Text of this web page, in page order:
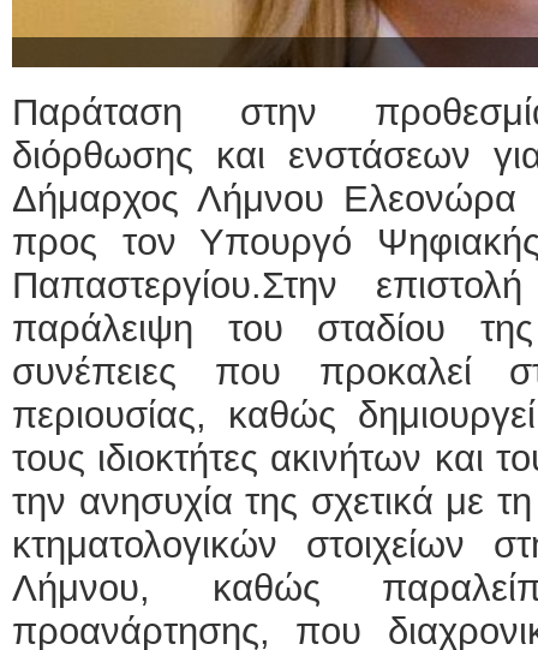
Παράταση στην
διόρθωσης και ενστάσεων
Δήμαρχος Λήμνου Ελεονώρα
προς τον Υπουργό
Παπαστεργίου.Στην
παράλειψη του σταδίου
συνέπειες που προκαλεί
περιουσίας, καθώς
τους ιδιοκτήτες ακινήτων και
την ανησυχία της σχετικά με
κτηματολογικών στοιχείων
Λήμνου, καθώς
προανάρτησης, που